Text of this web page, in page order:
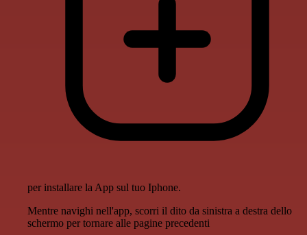
per installare la App sul tuo Iphone.
Mentre navighi nell'app, scorri il dito da sinistra a destra dello
schermo per tornare alle pagine precedenti